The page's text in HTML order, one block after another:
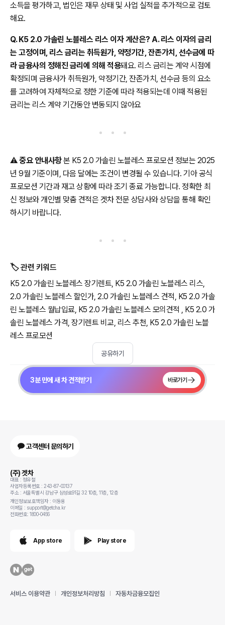
소득을 평가하고, 법인은 재무 상태 및 사업 실적을 추가적으로 검토
해요.
Q. K5 2.0 가솔린 노블레스 리스 이자 계산은? A. 리스 이자의 금리
는 고정이며, 리스 금리는 취득원가, 약정기간, 잔존가치, 선수금에 따
라 금융사의 정해진 금리에 의해 적용돼요. 리스 금리는 계약 시점에
확정되며 금융사가 취득원가, 약정기간, 잔존가치, 선수금 등의 요소
를 고려하여 자체적으로 정한 기준에 따라 적용되는데 이때 적용된
금리는 리스 계약 기간동안 변동되지 않아요
⚠️중요 안내사항본 K5 2.0 가솔린 노블레스 프로모션 정보는 2025
년 9월 기준이며, 다음 달에는 조건이 변경될 수 있습니다. 기아 공식
프로모션 기간과 재고 상황에 따라 조기 종료 가능합니다. 정확한 최
신 정보와 개인별 맞춤 견적은 겟차 전문 상담사와 상담을 통해 확인
하시기 바랍니다.
🏷️ 관련 키워드
K5 2.0 가솔린 노블레스 장기렌트, K5 2.0 가솔린 노블레스 리스,
2.0 가솔린 노블레스 할인가, 2.0 가솔린 노블레스 견적, K5 2.0 가솔
린 노블레스 월납입료, K5 2.0 가솔린 노블레스 모의견적 , K5 2.0 가
솔린 노블레스 가격, 장기렌트 비교, 리스 추천, K5 2.0 가솔린 노블
레스 프로모션
공유하기
3분 만에 새 차 견적받기 바로가기
고객센터 문의하기
(주) 겟차
대표 : 정유철
사업자등록번호 : 243-87-00137
주소 : 서울특별시 강남구 삼성로91길 32 10층, 11층, 12층
개인정보보호책임자 : 이동용
이메일 : support@getcha.kr
전화번호: 1800-0456
App store Play store
서비스 이용약관 개인정보처리방침 자동차금융모집인